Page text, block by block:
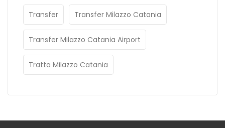
Transfer Transfer Milazzo Catania
Transfer Milazzo Catania Airport
Tratta Milazzo Catania